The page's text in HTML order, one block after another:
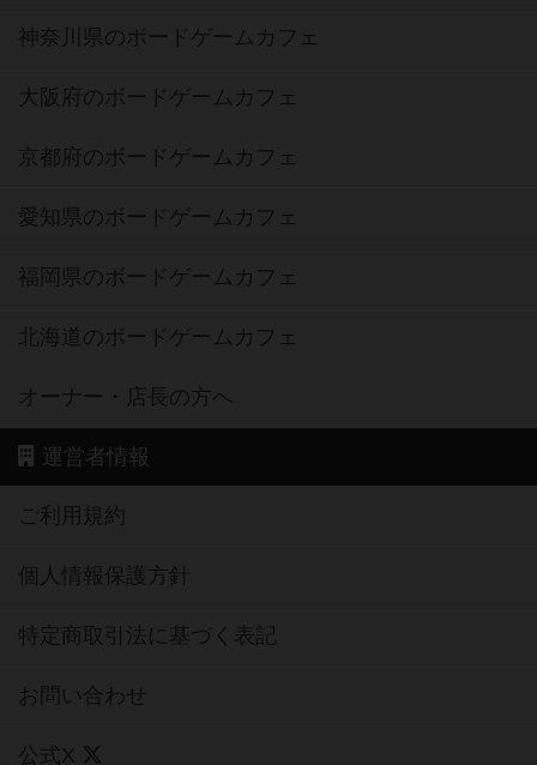
神奈川県のボードゲームカフェ
大阪府のボードゲームカフェ
京都府のボードゲームカフェ
愛知県のボードゲームカフェ
福岡県のボードゲームカフェ
北海道のボードゲームカフェ
オーナー・店長の方へ
運営者情報
ご利用規約
個人情報保護方針
特定商取引法に基づく表記
お問い合わせ
公式X